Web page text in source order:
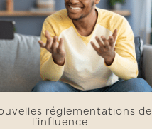
réglementations de
l’influence